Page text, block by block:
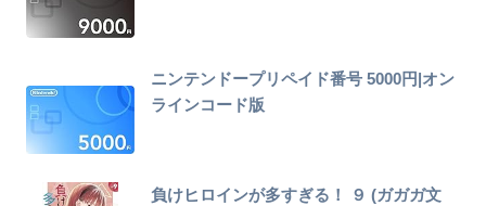
ニンテンドープリペイド番号 5000円|オン
ラインコード版
負けヒロインが多すぎる！ ９ (ガガガ文